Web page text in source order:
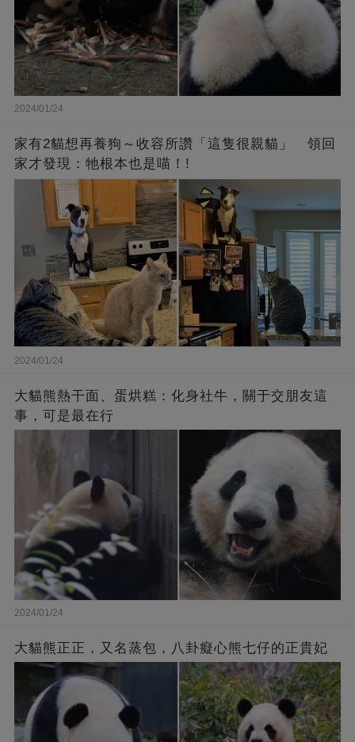
2024/01/24
家有2貓想再養狗～收容所讚「這隻很親貓」 領回
家才發現：牠根本也是喵！!
2024/01/24
大貓熊熱干面、蛋烘糕：化身社牛，關于交朋友這
事，可是最在行
2024/01/24
大貓熊正正，又名蒸包，八卦癡心熊七仔的正貴妃